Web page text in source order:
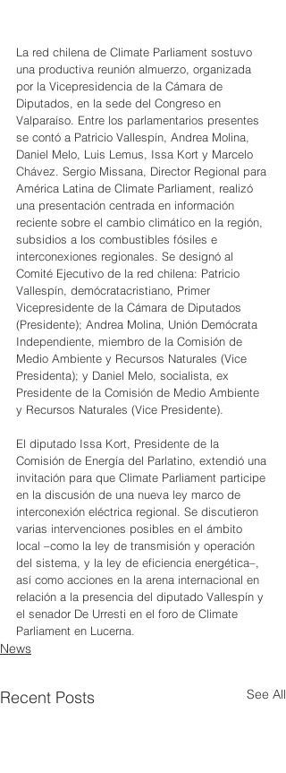
La red chilena de Climate Parliament sostuvo
una productiva reunión almuerzo, organizada
por la Vicepresidencia de la Cámara de
Diputados, en la sede del Congreso en
Valparaíso. Entre los parlamentarios presentes
se contó a Patricio Vallespín, Andrea Molina,
Daniel Melo, Luis Lemus, Issa Kort y Marcelo
Chávez. Sergio Missana, Director Regional para
América Latina de Climate Parliament, realizó
una presentación centrada en información
reciente sobre el cambio climático en la región,
subsidios a los combustibles fósiles e
interconexiones regionales. Se designó al
Comité Ejecutivo de la red chilena: Patricio
Vallespín, demócratacristiano, Primer
Vicepresidente de la Cámara de Diputados
(Presidente); Andrea Molina, Unión Demócrata
Independiente, miembro de la Comisión de
Medio Ambiente y Recursos Naturales (Vice
Presidenta); y Daniel Melo, socialista, ex
Presidente de la Comisión de Medio Ambiente
y Recursos Naturales (Vice Presidente).
El diputado Issa Kort, Presidente de la
Comisión de Energía del Parlatino, extendió una
invitación para que Climate Parliament participe
en la discusión de una nueva ley marco de
interconexión eléctrica regional. Se discutieron
varias intervenciones posibles en el ámbito
local –como la ley de transmisión y operación
del sistema, y la ley de eficiencia energética–,
así como acciones en la arena internacional en
relación a la presencia del diputado Vallespín y
el senador De Urresti en el foro de Climate
Parliament en Lucerna.
News
Recent Posts See All